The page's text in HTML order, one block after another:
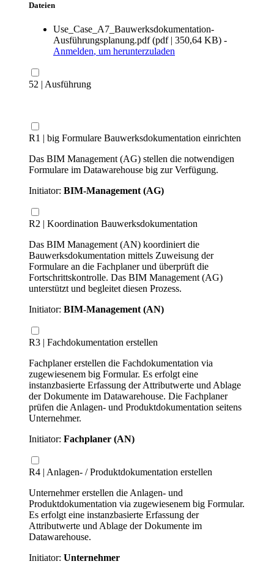
Dateien
Use_Case_A7_Bauwerksdokumentation-
Ausführungsplanung.pdf (pdf| 350,64 KB) -
Anmelden, um herunterzuladen
52 | Ausführung
R1 | big Formulare Bauwerksdokumentation einrichten
Das BIM Management (AG) stellen die notwendigen
Formulare im Datawarehouse big zur Verfügung.
Initiator: BIM-Management (AG)
R2 | Koordination Bauwerksdokumentation
Das BIM Management (AN) koordiniert die
Bauwerksdokumentation mittels Zuweisung der
Formulare an die Fachplaner und überprüft die
Fortschrittskontrolle. Das BIM Management (AG)
unterstützt und begleitet diesen Prozess.
Initiator: BIM-Management (AN)
R3 | Fachdokumentation erstellen
Fachplaner erstellen die Fachdokumentation via
zugewiesenem big Formular. Es erfolgt eine
instanzbasierte Erfassung der Attributwerte und Ablage
der Dokumente im Datawarehouse. Die Fachplaner
prüfen die Anlagen- und Produktdokumentation seitens
Unternehmer.
Initiator: Fachplaner (AN)
R4 | Anlagen- / Produktdokumentation erstellen
Unternehmer erstellen die Anlagen- und
Produktdokumentation via zugewiesenem big Formular.
Es erfolgt eine instanzbasierte Erfassung der
Attributwerte und Ablage der Dokumente im
Datawarehouse.
Initiator: Unternehmer